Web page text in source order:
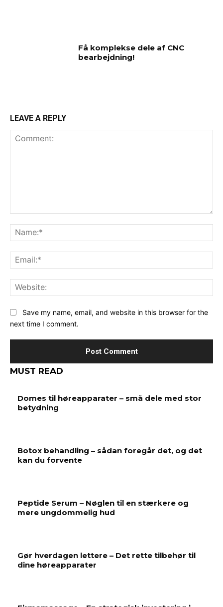
Få komplekse dele af CNC
bearbejdning!
LEAVE A REPLY
Save my name, email, and website in this browser for the
next time I comment.
MUST READ
Domes til høreapparater – små dele med stor
betydning
Botox behandling – sådan foregår det, og det
kan du forvente
Peptide Serum – Nøglen til en stærkere og
mere ungdommelig hud
Gør hverdagen lettere – Det rette tilbehør til
dine høreapparater